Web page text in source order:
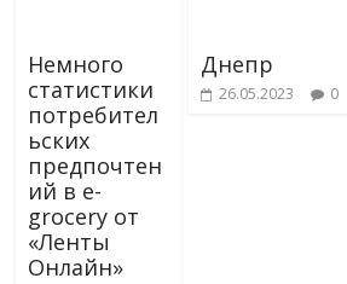
Немного
статистики
потребител
ьских
предпочтен
ий в e-
grocery от
«Ленты
Онлайн»
Днепр
26.05.2023 0